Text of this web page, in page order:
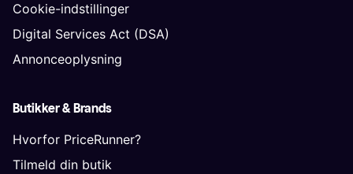
Cookie-indstillinger
Digital Services Act (DSA)
Annonceoplysning
Butikker & Brands
Hvorfor PriceRunner?
Tilmeld din butik